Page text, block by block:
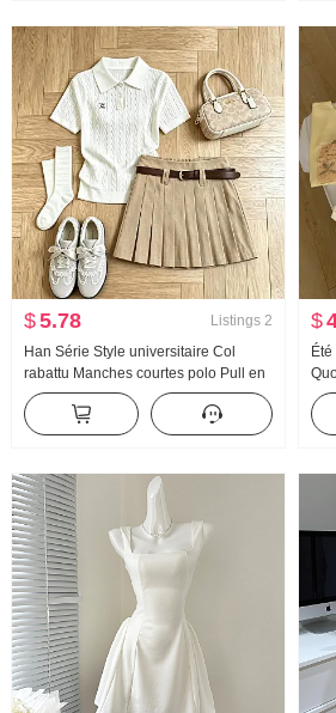
$5.78 Listings 2
Han Série Style universitaire Col
rabattu Manches courtes polo Pull en
tricot Ensemble Femme 2026 Été
Nouveau Géant Nice Plissé Jupe
$
Top